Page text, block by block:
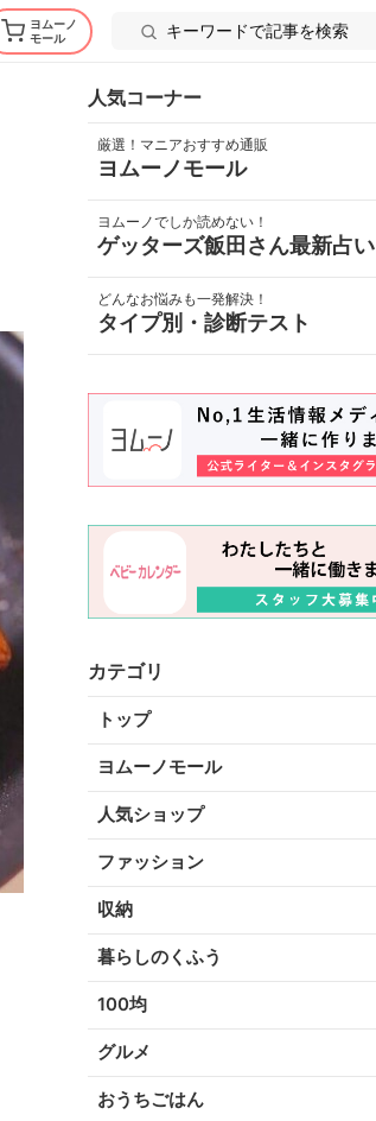
ヨムーノ
モール
人気コーナー
厳選！マニアおすすめ通販
ヨムーノモール
ヨムーノでしか読めない！
ゲッターズ飯田さん最新占い
どんなお悩みも一発解決！
タイプ別・診断テスト
カテゴリ
トップ
ヨムーノモール
人気ショップ
ファッション
収納
暮らしのくふう
100均
グルメ
おうちごはん